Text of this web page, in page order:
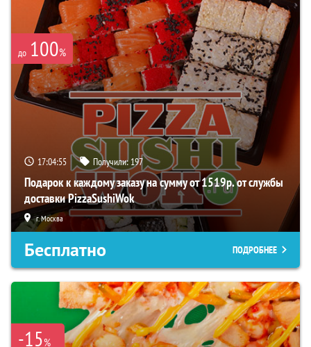
до 100%
17:04:54 Получили:197
Подарок к каждому заказу на сумму от 1519р. от службы
доставки PizzaSushiWok
г. Москва
Бесплатно ПОДРОБНЕЕ
-15%